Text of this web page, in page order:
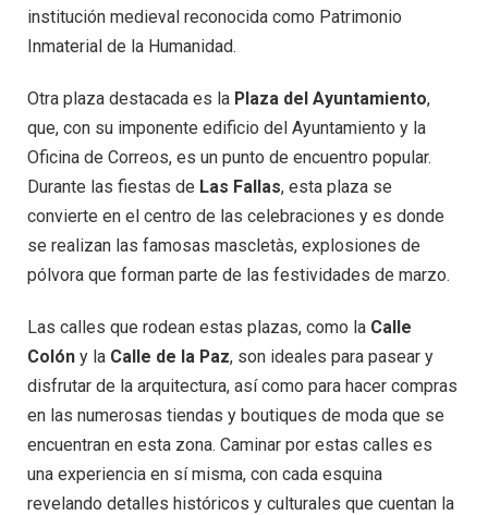
institución medieval reconocida como Patrimonio
Inmaterial de la Humanidad.
Otra plaza destacada es la Plaza del Ayuntamiento,
que, con su imponente edificio del Ayuntamiento y la
Oficina de Correos, es un punto de encuentro popular.
Durante las fiestas de Las Fallas, esta plaza se
convierte en el centro de las celebraciones y es donde
se realizan las famosas mascletàs, explosiones de
pólvora que forman parte de las festividades de marzo.
Las calles que rodean estas plazas, como la Calle
Colón y la Calle de la Paz, son ideales para pasear y
disfrutar de la arquitectura, así como para hacer compras
en las numerosas tiendas y boutiques de moda que se
encuentran en esta zona. Caminar por estas calles es
una experiencia en sí misma, con cada esquina
revelando detalles históricos y culturales que cuentan la